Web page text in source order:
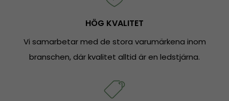
HÖG KVALITET
Vi samarbetar med de stora varumärkena inom
branschen, där kvalitet alltid är en ledstjärna.